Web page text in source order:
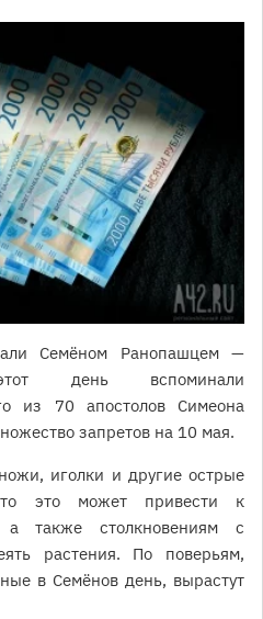
Семёном Ранопашцем —
день вспоминали
из 70 апостолов Симеона
запретов на 10 мая.
иголки и другие острые
это может привести к
а также столкновениям с
растения. По поверьям,
в Семёнов день, вырастут